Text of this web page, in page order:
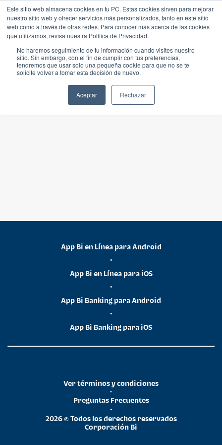
Este sitio web almacena cookies en tu PC. Estas cookies sirven para mejorar
nuestro sitio web y ofrecer servicios más personalizados, tanto en este sitio
web como a través de otras redes. Para conocer más acerca de las cookies
que utilizamos, revisa nuestra Política de Privacidad.
No haremos seguimiento de tu información cuando visites nuestro
sitio. Sin embargo, con el fin de cumplir con tus preferencias,
tendremos que usar solo una pequeña cookie para que no se te
solicite volver a tomar esta decisión de nuevo.
Aceptar Rechazar
App Bi en Línea para Android
•
App Bi en Línea para iOS
•
App Bi Banking para Android
•
App Bi Banking para iOS
2026 © Todos los derechos reservados
Corporación Bi
•
Preguntas Frecuentes
•
Ver términos y condiciones